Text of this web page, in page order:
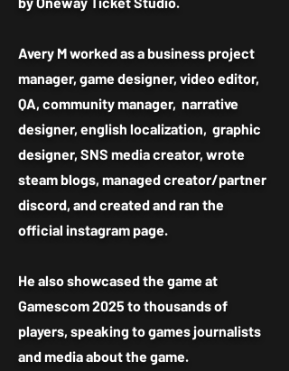
Avery M worked as a business project
manager, game designer, video editor,
QA, community manager, narrative
designer, english localization, graphic
designer, SNS media creator, wrote
steam blogs, managed creator/partner
discord, and created and ran the
official instagram page.
He also showcased the game at
Gamescom 2025 to thousands of
players, speaking to games journalists
and media about the game.